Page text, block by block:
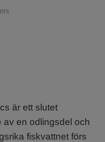
är ett slutet
av en odlingsdel och
fiskvattnet förs